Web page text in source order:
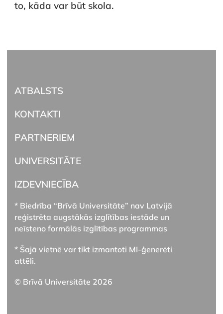
to, kāda var būt skola.
ATBALSTS
KONTAKTI
PARTNERIEM
UNIVERSITĀTE
IZDEVNIECĪBA
* Biedrība “Brīvā Universitāte” nav Latvijā
reģistrēta augstākās izglītības iestāde un
neīsteno formālās izglītības programmas
* Šajā vietnē var tikt izmantoti MI-ģenerēti
attēli.
© Brīvā Universitāte 2026